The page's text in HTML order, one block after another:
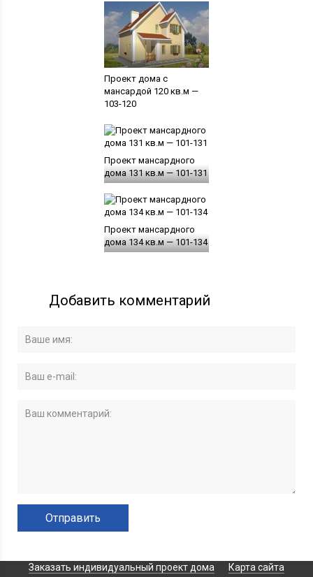
Проект дома с
мансардой 120 кв.м —
103-120
Проект мансардного
дома 131 кв.м — 101-131
Проект мансардного
дома 134 кв.м — 101-134
Добавить комментарий
Заказать индивидуальный проект дома Карта сайта